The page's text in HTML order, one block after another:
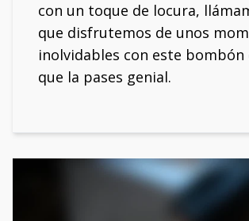
con un toque de locura,
que disfrutemos de unos
inolvidables con este bombón
que la pases genial.